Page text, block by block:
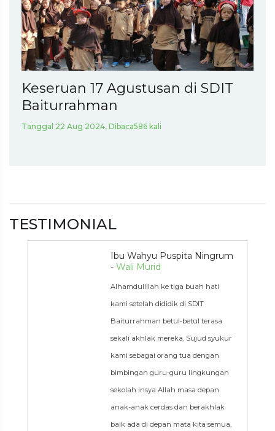
Keseruan 17 Agustusan di SDIT
Baiturrahman
Tanggal 22 Aug 2024, Dibaca586 kali
TESTIMONIAL
Ibu Wahyu Puspita Ningrum
- Wali Murid
Alhamdulillah ke tiga buah hati
kami setelah dididik di SDIT
Baiturrahman betul-betul terasa
sekali akhlak mereka, Sujud syukur
kami sebagai orang tua dengan
bimbingan guru-guru lingkungan
sekolah insya Allah masa depan
anak-anak cerdas dan berakhlak
baik ada di depan mata kita semua,